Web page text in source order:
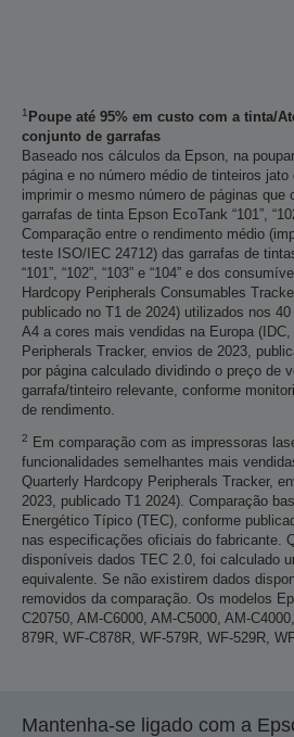
1 Poupe até 95% em custo com a tinta/
conjunto de garrafas
Baseado nos cálculos da Epson, na
página e no número médio de tinteiros
imprimir o mesmo número de páginas que
garrafas de tinta Epson EcoTank “101”,
Comparação entre o rendimento médio
teste ISO/IEC 24712) das garrafas de
“101”, “102”, “103” e “104” e dos
Hardcopy Peripherals Consumables
publicado no T1 de 2024) utilizados nos
A4 a cores mais vendidas na Europa
Peripherals Tracker, envios de 2023,
por página calculado dividindo o preço de
garrafa/tinteiro relevante, conforme
de rendimento.
2
Em comparação com as impressoras
funcionalidades semelhantes mais
Quarterly Hardcopy Peripherals Tracker,
2023, publicado T1 2024). Comparação
Energético Típico (TEC), conforme
nas especificações oficiais do fabricante.
disponíveis dados TEC 2.0, foi calculado
equivalente. Se não existirem dados
removidos da comparação. Os modelos
C20750, AM-C6000, AM-C5000, AM-
879R, WF-C878R, WF-579R, WF-529R,
Mantenha-se ligado com a